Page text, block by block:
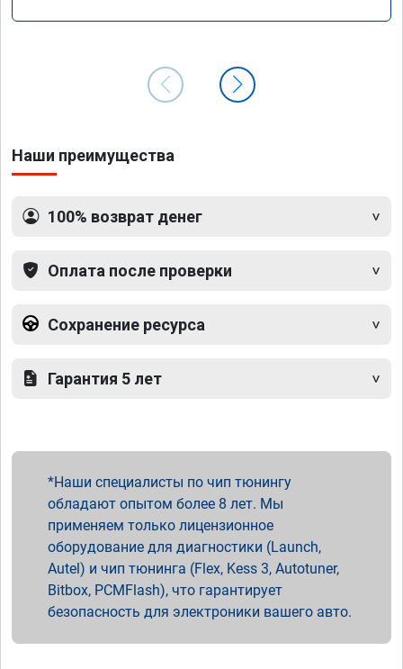
Наши преимущества
100% возврат денег
Оплата после проверки
Сохранение ресурса
Гарантия 5 лет
Наши специалисты по чип тюнингу
обладают опытом более 8 лет. Мы
применяем только лицензионное
оборудование для диагностики (Launch,
Autel) и чип тюнинга (Flex, Kess 3, Autotuner,
Bitbox, PCMFlash), что гарантирует
безопасность для электроники вашего авто.